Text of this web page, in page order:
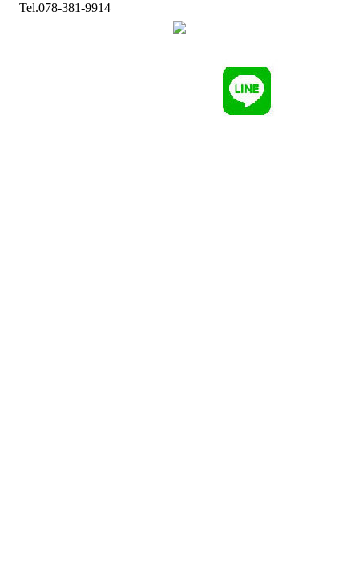
Tel.078-381-9914